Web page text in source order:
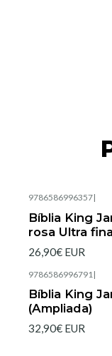
9786586996357|
Bíblia King
rosa Ultra
26,90€ EUR
9786586996791 |
Bíblia King
(Ampliada)
32,90€ EUR